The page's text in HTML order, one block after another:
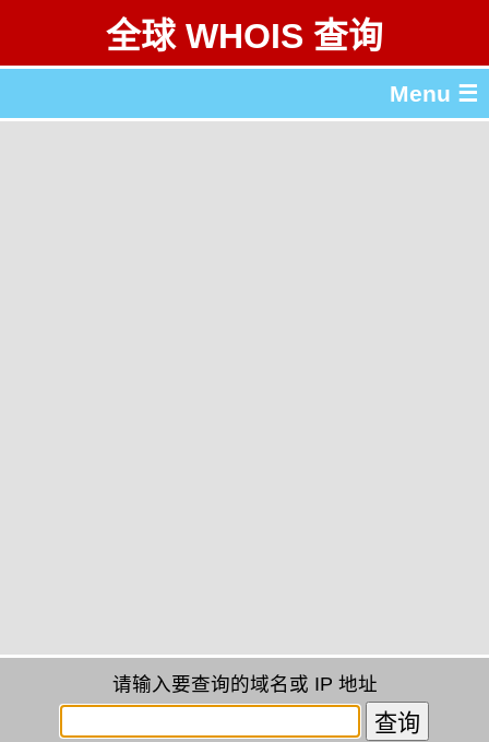
全球 WHOIS 查询
Menu ☰
请输入要查询的域名或 IP 地址